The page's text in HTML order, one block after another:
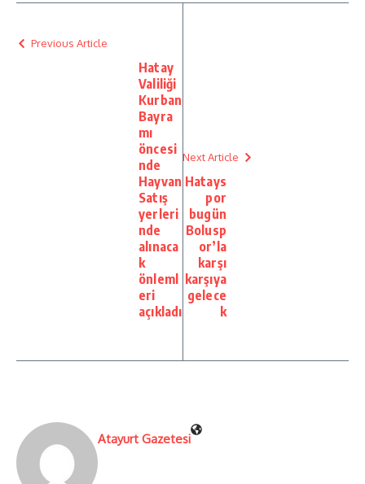
Previous Article
Hatay
Valiliği
Kurban
Bayra
mı
öncesi
nde
Hayvan
Satış
yerleri
nde
alınaca
k
önleml
eri
açıkladı
Next Article
Hatays
por
bugün
Bolusp
or’la
karşı
karşıya
gelece
k
Atayurt Gazetesi